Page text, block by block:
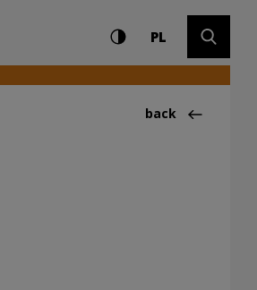
and search
High contrast
PLCHANGE
Back to:News
back